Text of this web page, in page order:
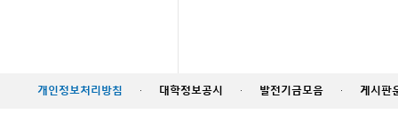
개인정보처리방침 · 대학정보공시 · 발전기금모음 · 게시판